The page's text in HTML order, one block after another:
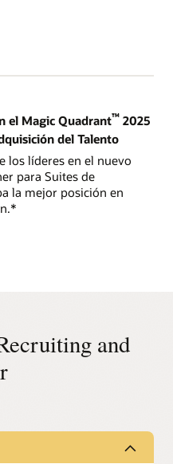
el Magic Quadrant™ 2025
del Talento
los líderes en el nuevo
para Suites de
la mejor posición en
and